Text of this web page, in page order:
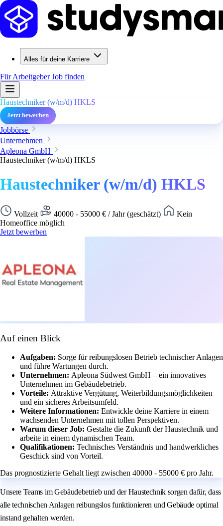
Alles für deine Karriere
Für ArbeitgeberJob finden
Haustechniker (w/m/d) HKLS
Jetzt bewerben
Jobbörse
Unternehmen
Apleona GmbH
Haustechniker (w/m/d) HKLS
Haustechniker (w/m/d) HKLS
Vollzeit 40000 - 55000 € / Jahr (geschätzt)
Kein
Homeoffice möglich
Jetzt bewerben
Auf einen Blick
Aufgaben: Sorge für reibungslosen Betrieb technischer Anlagen
und führe Wartungen durch.
Unternehmen: Apleona Südwest GmbH – ein innovatives
Unternehmen im Gebäudebetrieb.
Vorteile: Attraktive Vergütung, Weiterbildungsmöglichkeiten
und ein sicheres Arbeitsumfeld.
Weitere Informationen: Entwickle deine Karriere in einem
wachsenden Unternehmen mit tollen Perspektiven.
Warum dieser Job: Gestalte die Zukunft der Haustechnik und
arbeite in einem dynamischen Team.
Qualifikationen: Technisches Verständnis und handwerkliches
Geschick sind von Vorteil.
Das prognostizierte Gehalt liegt zwischen 40000 - 55000 € pro Jahr.
Unsere Teams im Gebäudebetrieb und der Haustechnik sorgen dafür, dass
alle technischen Anlagen reibungslos funktionieren und Gebäude optimal
instand gehalten werden.